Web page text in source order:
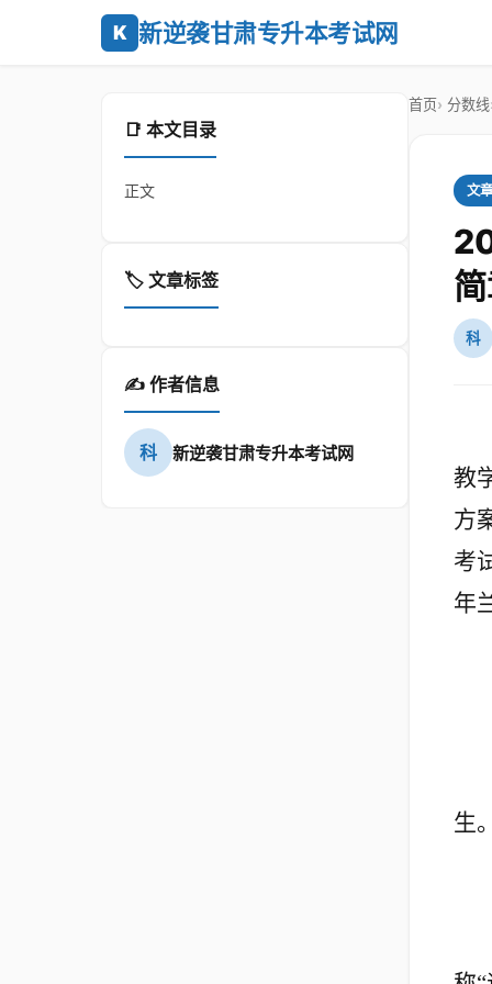
K 新逆袭甘肃专升本考试网
📑 本文目录
正文
🏷️ 文章标签
✍️ 作者信息
科 新逆袭甘肃专升本考试网
首页 分数线
文
科
教
方
考
年
生